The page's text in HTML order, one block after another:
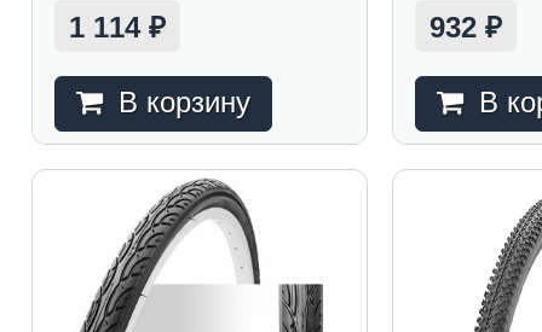
1 114 ₽
В корзину
932₽
В